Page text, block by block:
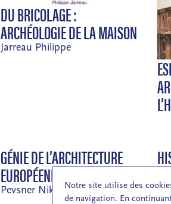
Notre site utilise des
de navigation. En
DU BRICOLAGE :
ARCHÉOLOGIE DE LA MAISON
Jarreau Philippe
GÉNIE DE L’ARCHITECTURE
EUROPÉENNE
Pevsner Nikolaus